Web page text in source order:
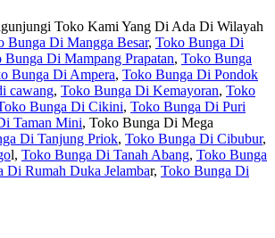
Toko Kami Yang Di Ada Di Wilayah
Bunga Di Mangga Besar, Toko Bunga Di
Bunga Di Mampang Prapatan, Toko Bunga
Bunga Di Ampera, Toko Bunga Di Pondok
cawang, Toko Bunga Di Kemayoran, Toko
Bunga Di Cikini, Toko Bunga Di Puri
Taman Mini, Toko Bunga Di Mega
Di Tanjung Priok, Toko Bunga Di Cibubur,
l, Toko Bunga Di Tanah Abang, Toko Bunga
Di Rumah Duka Jelambar, Toko Bunga Di